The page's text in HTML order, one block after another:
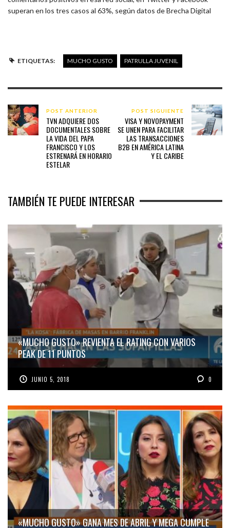
superan en los tres casos al 63%, según datos de Brecha Digital
ETIQUETAS: MUCHO GUSTO PATRULLA JUVENIL
POST ANTERIOR
TVN ADQUIERE DOS
DOCUMENTALES SOBRE
LA VIDA DEL PAPA
FRANCISCO Y LOS
ESTRENARÁ EN HORARIO
ESTELAR
POST SIGUIENTE
VISA Y NOVOPAYMENT
SE UNEN PARA FACILITAR
LAS TRANSACCIONES
B2B EN AMÉRICA LATINA
Y EL CARIBE
TAMBIÉN TE PUEDE INTERESAR
«MUCHO GUSTO» REVIENTA EL RATING CON VARIOS
PEAK DE 11 PUNTOS
JUNIO 5, 2018 0
«MUCHO GUSTO» GANA MES DE ABRIL Y MEGA CUMPLE